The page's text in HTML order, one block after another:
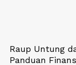
Raup Untung
Panduan